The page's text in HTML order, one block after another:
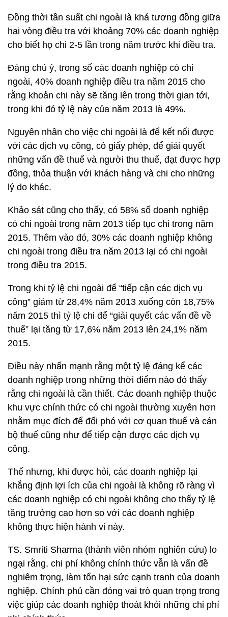
Đồng thời tần suất chi ngoài là khá tương đồng giữa
hai vòng điều tra với khoảng 70% các doanh nghiệp
cho biết họ chi 2-5 lần trong năm trước khi điều tra.
Đáng chú ý, trong số các doanh nghiệp có chi
ngoài, 40% doanh nghiệp điều tra năm 2015 cho
rằng khoản chi này sẽ tăng lên trong thời gian tới,
trong khi đó tỷ lệ này của năm 2013 là 49%.
Nguyên nhân cho việc chi ngoài là để kết nối được
với các dịch vụ công, có giấy phép, để giải quyết
những vấn đề thuế và người thu thuế, đạt được hợp
đồng, thỏa thuận với khách hàng và chi cho những
lý do khác.
Khảo sát cũng cho thấy, có 58% số doanh nghiệp
có chi ngoài trong năm 2013 tiếp tục chi trong năm
2015. Thêm vào đó, 30% các doanh nghiệp không
chi ngoài trong điều tra năm 2013 lại có chi ngoài
trong điều tra 2015.
Trong khi tỷ lệ chi ngoài để “tiếp cận các dịch vụ
công” giảm từ 28,4% năm 2013 xuống còn 18,75%
năm 2015 thì tỷ lệ chi để “giải quyết các vấn đề về
thuế” lại tăng từ 17,6% năm 2013 lên 24,1% năm
2015.
Điều này nhấn mạnh rằng một tỷ lệ đáng kể các
doanh nghiệp trong những thời điểm nào đó thấy
rằng chi ngoài là cần thiết. Các doanh nghiệp thuộc
khu vực chính thức có chi ngoài thường xuyên hơn
nhằm mục đích để đối phó với cơ quan thuế và cán
bộ thuế cũng như để tiếp cận được các dịch vụ
công.
Thế nhưng, khi được hỏi, các doanh nghiệp lại
khẳng định lợi ích của chi ngoài là không rõ ràng vì
các doanh nghiệp có chi ngoài không cho thấy tỷ lệ
tăng trưởng cao hơn so với các doanh nghiệp
không thực hiện hành vi này.
TS. Smriti Sharma (thành viên nhóm nghiên cứu) lo
ngại rằng, chi phí không chính thức vẫn là vấn đề
nghiêm trọng, làm tổn hại sức cạnh tranh của doanh
nghiệp. Chính phủ cần đóng vai trò quan trọng trong
việc giúp các doanh nghiệp thoát khỏi những chi phí